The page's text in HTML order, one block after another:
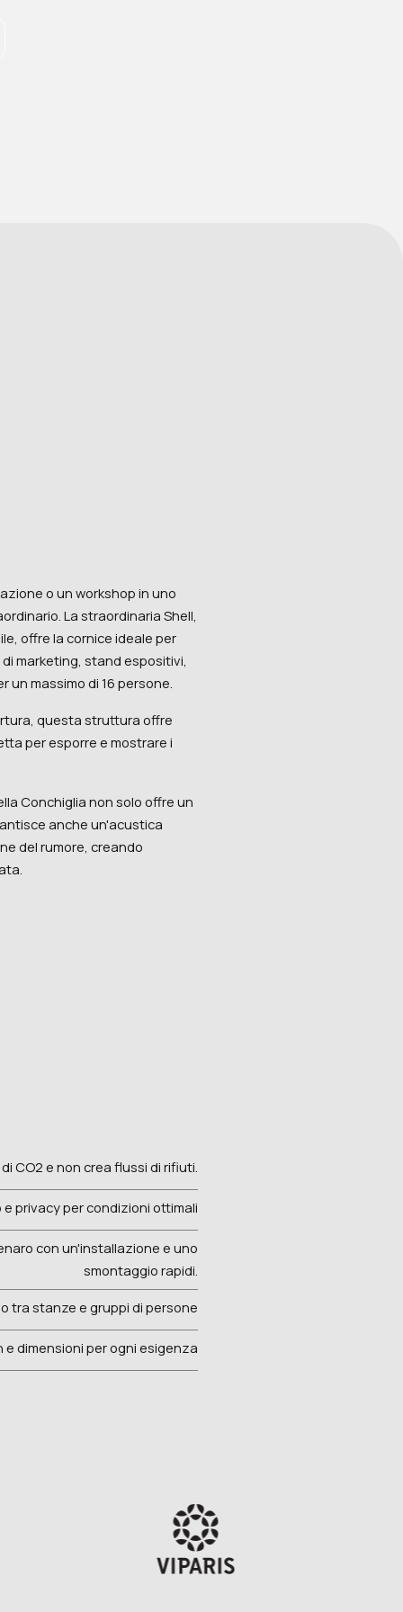
o un workshop in uno
La straordinaria Shell,
offre la cornice ideale per
marketing, stand espositivi,
un massimo di 16 persone.
questa struttura offre
per esporre e mostrare i
Conchiglia non solo offre un
anche un'acustica
del rumore, creando
CO2 e non crea flussi di rifiuti.
e privacy per condizioni ottimali
con un'installazione e uno
smontaggio rapidi.
tra stanze e gruppi di persone
e dimensioni per ogni esigenza